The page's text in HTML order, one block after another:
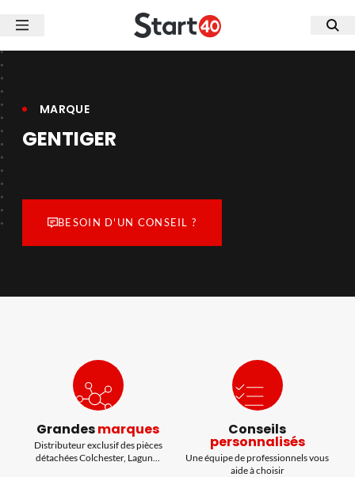
MARQUE
GENTIGER
BESOIN D'UN CONSEIL ?
Grandesmarques
Distributeur exclusif des pièces
détachées Colchester, Lagun...
Conseils
personnalisés
Une équipe de professionnels vous
aide à choisir